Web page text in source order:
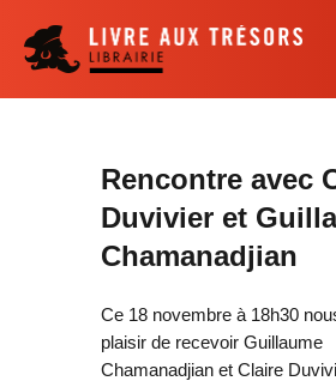
ACCUEIL
NOS LECTURES
AGENDA
COMMANDES
LA LIBRAIRIE
Rencontre avec
Duvivier et
Chamanadjian
Ce 18 novembre à 18h30
plaisir de recevoir Guillaume
Chamanadjian et Claire